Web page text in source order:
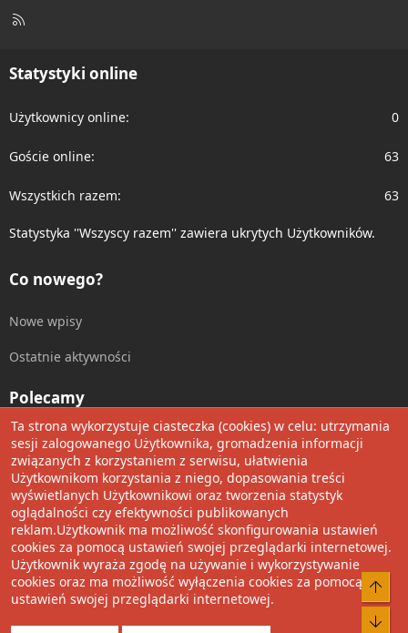
R
Statystyki online
Użytkownicy online 0
Goście online 63
Wszystkich razem 63
Statystyka ''Wszyscy razem'' zawiera ukrytych Użytkowników.
Co nowego?
Nowe wpisy
Ostatnie aktywności
Polecamy
Wolnościowe cytaty
Udostępnij
Facebook
TwitterRedditPinterest
TumblrWhatsApp
Umieść Link
Community platform by XenForo® © 2010-2022 XenForo Ltd.
Pixel Exit
Tłumaczenie wykonane przezXboxForum.pl Media embeds
Ta strona wykorzystuje ciasteczka (cookies) w celu: utrzymania
sesji zalogowanego Użytkownika, gromadzenia informacji
związanych z korzystaniem z serwisu, ułatwienia
Użytkownikom korzystania z niego, dopasowania treści
wyświetlanych Użytkownikowi oraz tworzenia statystyk
oglądalności czy efektywności publikowanych
reklam.Użytkownik ma możliwość skonfigurowania ustawień
cookies za pomocą ustawień swojej przeglądarki internetowej.
Użytkownik wyraża zgodę na używanie i wykorzystywanie
cookies oraz ma możliwość wyłączenia cookies za pomocą
ustawień swojej przeglądarki internetowej.
Do